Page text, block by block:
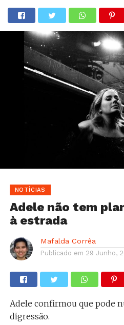
NOTÍCIAS
Adele não tem
à estrada
Mafalda Corrêa
Publicado em 29 Junho,
Adele confirmou que pode
digressão.